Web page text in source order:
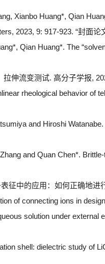
Xianbo Huang*, Qian
2023, 9: 917-923. “封面论
Qian Huang*. The
伸流变测试. 高分子学报,
rheological behavior
and Hiroshi
and Quan Chen*.
征中的应用：如何正确地
of connecting ions in
solution under
shell: dielectric study of